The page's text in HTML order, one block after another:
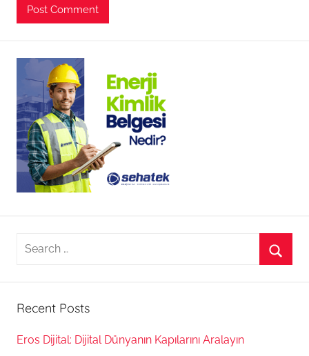
Search
Recent Posts
Eros Dijital: Dijital Dünyanın Kapılarını Aralayın